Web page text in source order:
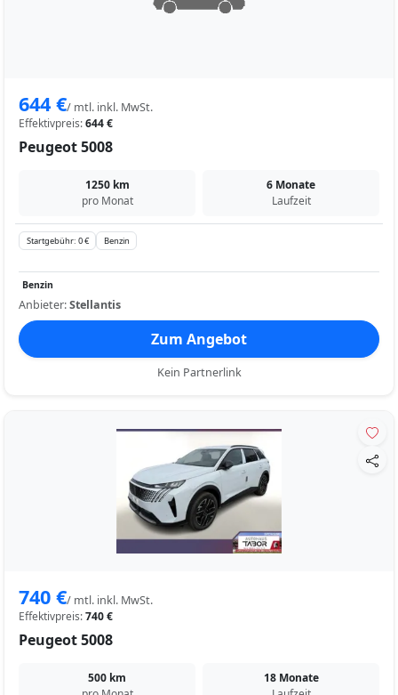
644 €/ mtl. inkl. MwSt.
Effektivpreis:644 €
Peugeot 5008
1250 km
pro Monat
6 Monate
Laufzeit
Startgebühr: 0 € Benzin
Benzin
Anbieter:Stellantis
Zum Angebot
Kein Partnerlink
740 €/ mtl. inkl. MwSt.
Effektivpreis:740 €
Peugeot 5008
500 km
18 Monate